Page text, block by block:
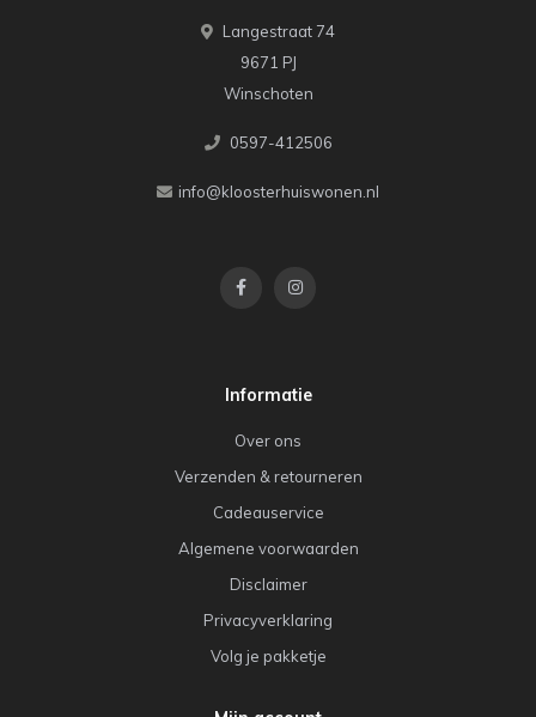
Langestraat 74
9671 PJ
Winschoten
0597-412506
info@kloosterhuiswonen.nl
Informatie
Over ons
Verzenden & retourneren
Cadeauservice
Algemene voorwaarden
Disclaimer
Privacyverklaring
Volg je pakketje